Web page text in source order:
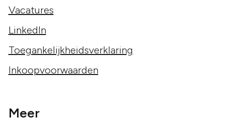
Vacatures
LinkedIn
Toegankelijkheidsverklaring
Inkoopvoorwaarden
Meer